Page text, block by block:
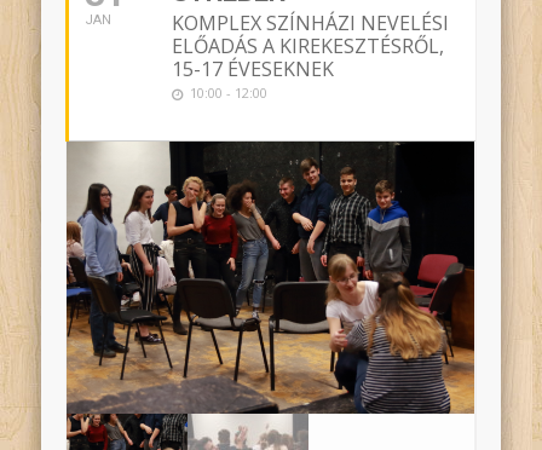
JAN
KOMPLEX SZÍNHÁZI NEVELÉSI
ELŐADÁS A KIREKESZTÉSRŐL,
15-17 ÉVESEKNEK
10:00 - 12:00